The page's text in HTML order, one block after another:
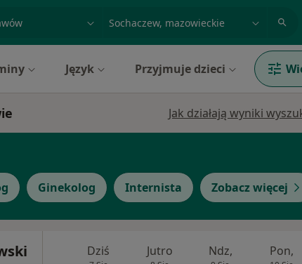
badanie lub nazwisko
Język Przyjmuje dzieci
Jak działają wyniki
Ginekolog Internista Zobacz więcej
Dziś Jutro Ndz, Pon,